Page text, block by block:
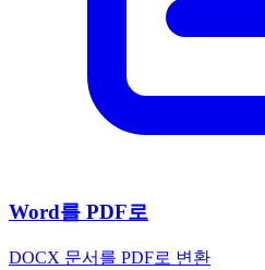
Word를 PDF로
DOCX 문서를 PDF로 변환